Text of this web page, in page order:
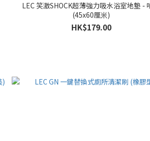
LEC 笑激SHOCK超薄強力吸水浴室地墊 -
(45x60厘米)
HK$179.00